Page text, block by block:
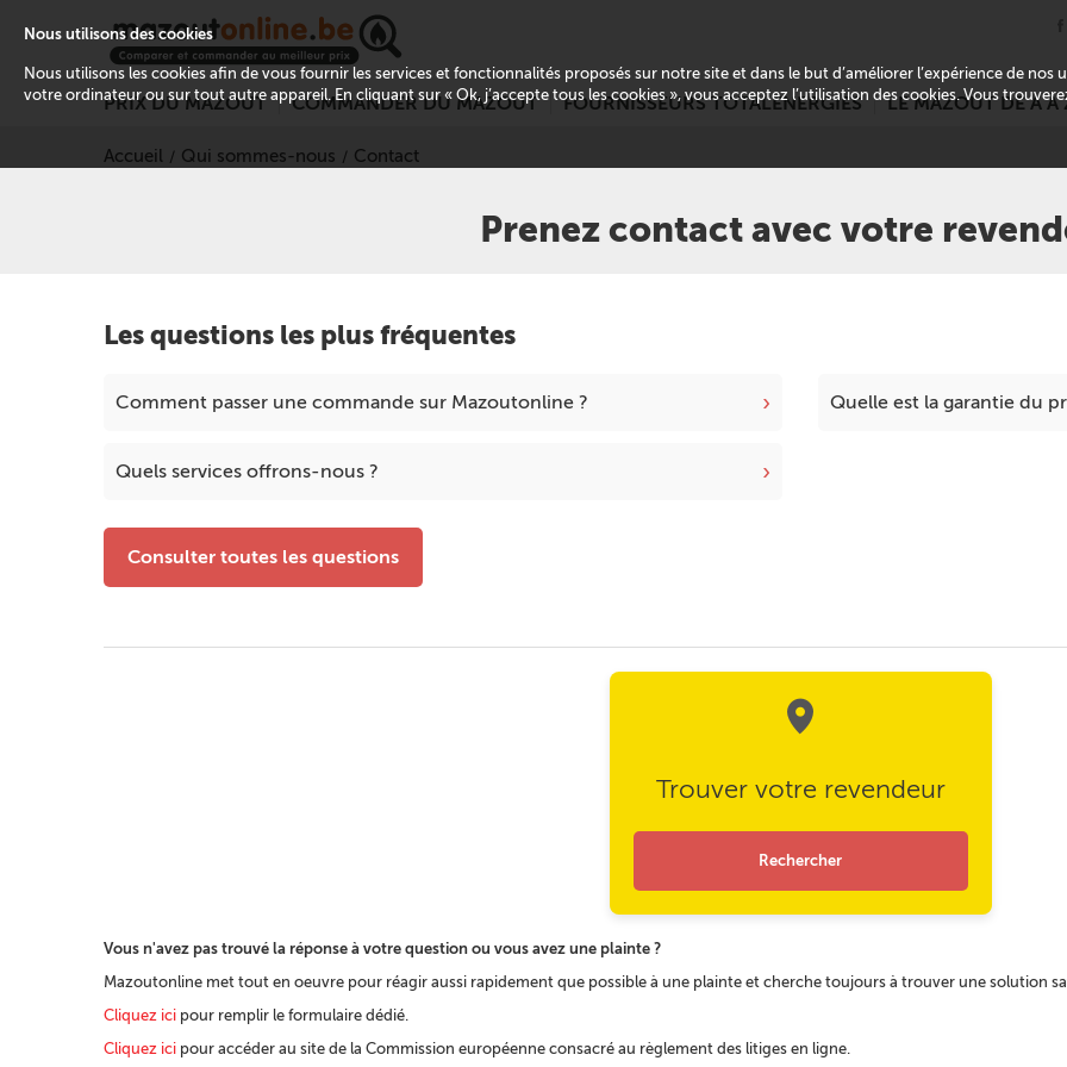
PRIX DU MAZOUT COMMANDER DU MAZOUT FOURNISSEURS TOTALENERGIES LE MAZOUT DE A À
Accueil Qui sommes-nous Contact
Prenez contact avec votre
Les questions les plus fréquentes
Comment passer une commande sur Mazoutonline ? ›
Quels services offrons-nous ? ›
Quelle est la garantie du
Consulter toutes les questions
Trouver votre revendeur
Rechercher
Vous n'avez pas trouvé la réponse à votre question ou vous avez une plainte ?
Mazoutonline met tout en oeuvre pour réagir aussi rapidement que possible à une plainte et cherche toujours à trouver une solution
Cliquez ici pour remplir le formulaire dédié.
Cliquez ici pour accéder au site de la Commission européenne consacré au règlement des litiges en ligne.
Nous utilisons des cookies
Nous utilisons les cookies afin de vous fournir les services et fonctionnalités proposés sur notre site et dans le but d’améliorer l’expérience de
votre ordinateur ou sur tout autre appareil. En cliquant sur « Ok, j’accepte tous les cookies », vous acceptez l’utilisation des cookies. Vous